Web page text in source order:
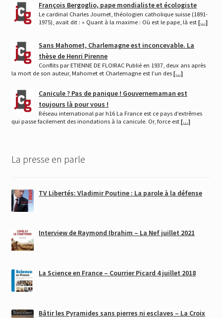
François Bergoglio, pape mondialiste et écologiste
Le cardinal Charles Journet, théologien catholique suisse (1891-
1975), avait dit : « Quant à la maxime : Où est le pape, là est[…]
Sans Mahomet, Charlemagne est inconcevable. La
thèse de Henri Pirenne
Conflits par ETIENNE DE FLOIRAC Publié en 1937, deux ans après
la mort de son auteur, Mahomet et Charlemagne est l’un des […]
Canicule ? Pas de panique ! Gouvernemaman est
toujours là pour vous !
Réseau international par h16 La France est ce pays d’extrêmes
qui passe facilement des inondations à la canicule. Or, force est […]
La presse en parle
TV Libertés: Vladimir Poutine : La parole à la défense
Interview de Raymond Ibrahim – La Nef juillet 2021
La Science en France – Courrier Picard 4 juillet 2018
Bâtir les Pyramides sans pierres ni esclaves – La Croix